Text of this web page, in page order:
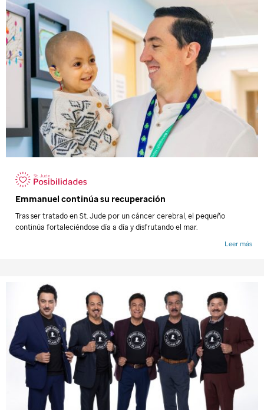
Emmanuel continúa su recuperación
Tras ser tratado enSt. Jude por un cáncer cerebral, el pequeño
continúa fortaleciéndose día a día y disfrutando el mar.